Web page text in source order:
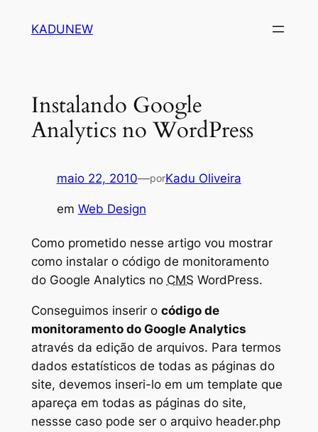
KADUNEW
Instalando Google
Analytics no WordPress
maio 22, 2010—porKadu Oliveira
em Web Design
Como prometido nesse artigo vou mostrar
como instalar o código de monitoramento
do Google Analytics no CMS WordPress.
Conseguimos inserir o código de
monitoramento do Google Analytics
através da edição de arquivos. Para termos
dados estatísticos de todas as páginas do
site, devemos inseri-lo em um template que
apareça em todas as páginas do site,
nessse caso pode ser o arquivo header.php